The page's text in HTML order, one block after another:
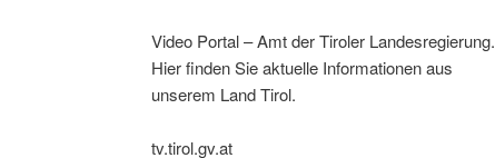
Video Portal – Amt der Tiroler Landesregierung.
Hier finden Sie aktuelle Informationen aus
unserem Land Tirol.
tv.tirol.gv.at